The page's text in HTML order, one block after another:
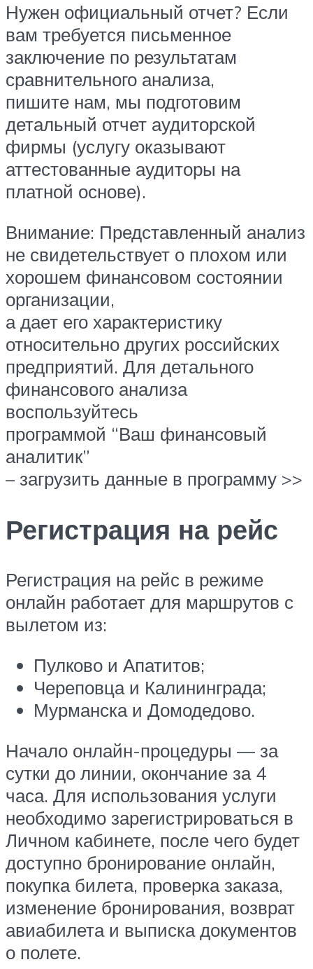
Нужен официальный отчет? Если
вам требуется письменное
заключение по результатам
сравнительного анализа,
пишите нам, мы подготовим
детальный отчет аудиторской
фирмы (услугу оказывают
аттестованные аудиторы на
платной основе).
Внимание: Представленный анализ
не свидетельствует о плохом или
хорошем финансовом состоянии
организации,
а дает его характеристику
относительно других российских
предприятий. Для детального
финансового анализа
воспользуйтесь
программой “Ваш финансовый
аналитик”
– загрузить данные в программу >>
Регистрация на рейс
Регистрация на рейс в режиме
онлайн работает для маршрутов с
вылетом из:
Пулково и Апатитов;
Череповца и Калининграда;
Мурманска и Домодедово.
Начало онлайн-процедуры — за
сутки до линии, окончание за 4
часа. Для использования услуги
необходимо зарегистрироваться в
Личном кабинете, после чего будет
доступно бронирование онлайн,
покупка билета, проверка заказа,
изменение бронирования, возврат
авиабилета и выписка документов
о полете.